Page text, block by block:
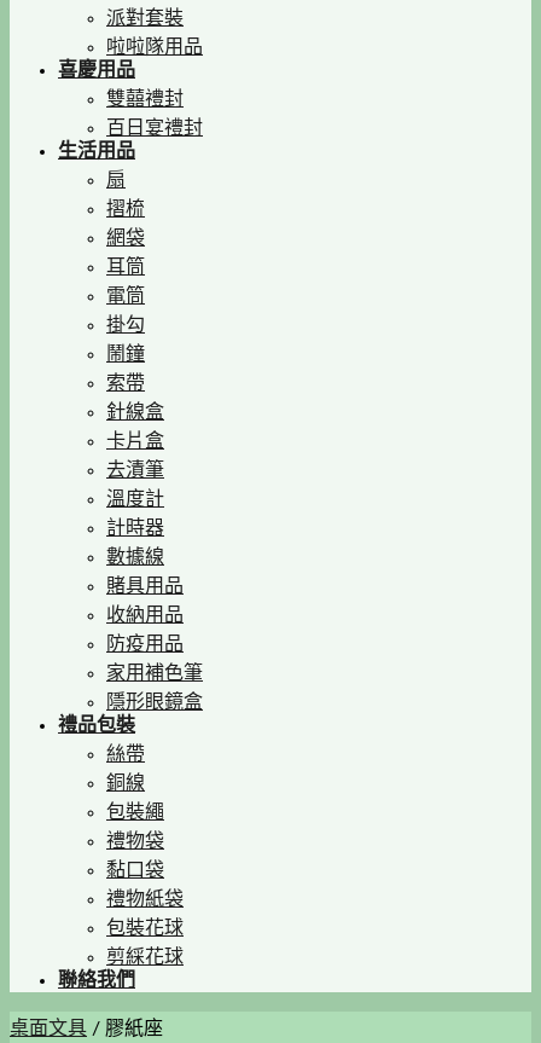
派對套裝
啦啦隊用品
喜慶用品
雙囍禮封
百日宴禮封
生活用品
扇
摺梳
網袋
耳筒
電筒
掛勾
鬧鐘
索帶
針線盒
卡片盒
去漬筆
溫度計
計時器
數據線
賭具用品
收納用品
防疫用品
家用補色筆
隱形眼鏡盒
禮品包裝
絲帶
銅線
包裝繩
禮物袋
黏口袋
禮物紙袋
包裝花球
剪綵花球
聯絡我們
桌面文具 / 膠紙座